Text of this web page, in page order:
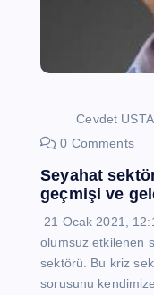
Cevdet USTA
0 Comments
Seyahat
geçmişi ve
21 Ocak 2021,
olumsuz etkilenen
sektörü. Bu kriz
sorusunu